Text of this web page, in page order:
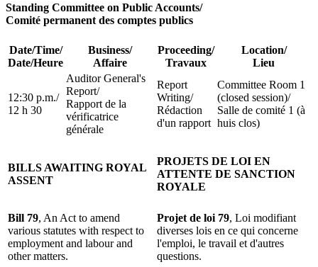
Standing Committee on Public Accounts/
Comité permanent des comptes publics
Date/Time/
Date/Heure
Business/
Affaire
Proceeding/
Travaux
Location/
Lieu
12:30 p.m./
12 h 30
Auditor General's
Report/
Rapport de la
vérificatrice
générale
Report
Writing/
Rédaction
d'un rapport
Committee Room 1
(closed session)/
Salle de comité 1 (à
huis clos)
BILLS AWAITING ROYAL
ASSENT
PROJETS DE LOI EN
ATTENTE DE SANCTION
ROYALE
Bill 79, An Act to amend
various statutes with respect to
employment and labour and
other matters.
Projet de loi 79, Loi modifiant
diverses lois en ce qui concerne
l'emploi, le travail et d'autres
questions.